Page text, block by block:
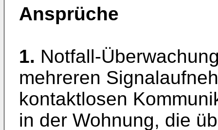
Ansprüche
1. Notfall-
mehreren
kontaktlosen
in der Wohnung, die